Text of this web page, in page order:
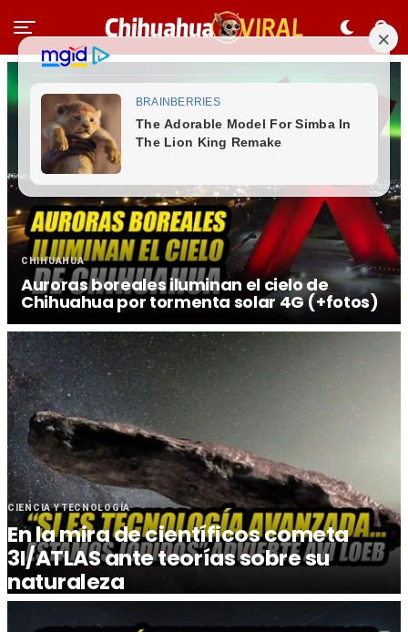
CHIHUAHUA
Auroras boreales iluminan el cielo de
Chihuahua por tormenta solar 4G (+fotos)
CIENCIA Y TECNOLOGÍA
En la mira de científicos cometa
3I/ATLAS ante teorías sobre su
naturaleza